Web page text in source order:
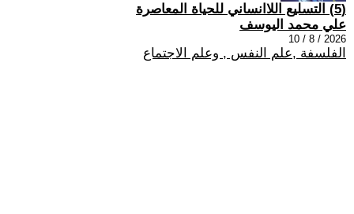
(5) التسليع اللاانساني للحياة المعاصرة
علي محمد اليوسف
2026 / 8 / 10
الفلسفة ,علم النفس , وعلم الاجتماع